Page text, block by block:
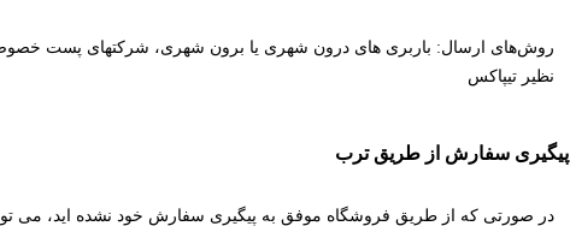
روش‌های ارسال: باربری های درون شهری یا برون شهری، شرکتهای پست
نظیر تیپاکس
پیگیری سفارش از طریق ترب
در صورتی که از طریق فروشگاه موفق به پیگیری سفارش خود نشده اید، می